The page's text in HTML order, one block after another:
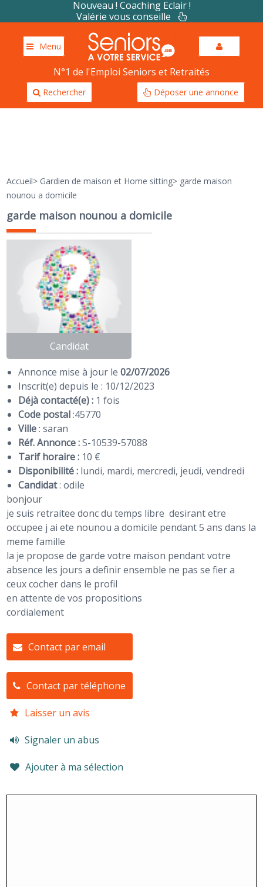
Nouveau ! Coaching Eclair !
Valérie vous conseille
Menu
N°1 de l'Emploi Seniors et Retraités
Rechercher Déposer une annonce
Accueil> Gardien de maison et Home sitting> garde maison
nounou a domicile
garde maison nounou a domicile
Candidat
Annonce mise à jour le02/07/2026
Inscrit(e) depuis le : 10/12/2023
Déjà contacté(e) : 1 fois
Code postal:45770
Ville: saran
Réf. Annonce :S-10539-57088
Tarif horaire : 10 €
Disponibilité : lundi, mardi, mercredi, jeudi, vendredi
Candidat:odile
bonjour
je suis retraitee donc du temps libre desirant etre
occupee j ai ete nounou a domicile pendant 5 ans dans la
meme famille
la je propose de garde votre maison pendant votre
absence les jours a definir ensemble ne pas se fier a
ceux cocher dans le profil
en attente de vos propositions
cordialement
Contact par email
Contact par téléphone
Laisser un avis
Signaler un abus
Ajouter à ma sélection